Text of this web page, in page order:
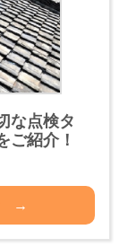
な点検タ
ご紹介！
→